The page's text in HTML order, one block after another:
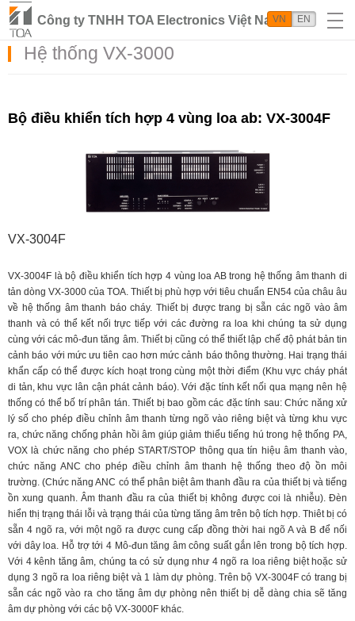
Công ty TNHH TOA Electronics Việt Nam
VN EN
Hệ thống VX-3000
Bộ điều khiển tích hợp 4 vùng loa ab: VX-3004F
VX-3004F
VX-3004F là bộ điều khiển tích hợp 4 vùng loa AB trong hệ thống âm thanh di
tản dòng VX-3000 của TOA. Thiết bị phù hợp với tiêu chuẩn EN54 của châu âu
về hệ thống âm thanh báo cháy. Thiết bị được trang bị sẵn các ngõ vào âm
thanh và có thể kết nối trực tiếp với các đường ra loa khi chúng ta sử dụng
cùng với các mô-đun tăng âm. Thiết bị cũng có thể thiết lập chế độ phát bản tin
cảnh báo với mức ưu tiên cao hơn mức cảnh báo thông thường. Hai trạng thái
khẩn cấp có thể được kích hoạt trong cùng một thời điểm (Khu vực cháy phát
di tản, khu vực lân cận phát cảnh báo). Với đặc tính kết nối qua mạng nên hệ
thống có thể bố trí phân tán. Thiết bị bao gồm các đặc tính sau: Chức năng xử
lý số cho phép điều chỉnh âm thanh từng ngõ vào riêng biệt và từng khu vực
ra, chức năng chống phản hồi âm giúp giảm thiểu tiếng hú trong hệ thống PA,
VOX là chức năng cho phép START/STOP thông qua tín hiệu âm thanh vào,
chức năng ANC cho phép điều chỉnh âm thanh hệ thống theo độ ồn môi
trường. (Chức năng ANC có thể phân biệt âm thanh đầu ra của thiết bị và tiếng
ồn xung quanh. Âm thanh đầu ra của thiết bị không được coi là nhiễu). Đèn
hiển thị trạng thái lỗi và trạng thái của từng tăng âm trên bộ tích hợp. Thiêt bị có
sẵn 4 ngõ ra, với một ngõ ra được cung cấp đồng thời hai ngõ A và B để nối
với dây loa. Hỗ trợ tới 4 Mô-đun tăng âm công suất gắn lên trong bộ tích hợp.
Với 4 kênh tăng âm, chúng ta có sử dụng như 4 ngõ ra loa riêng biệt hoặc sử
dụng 3 ngõ ra loa riêng biệt và 1 làm dự phòng. Trên bộ VX-3004F có trang bị
sẵn các ngõ vào ra cho tăng âm dự phòng nên thiết bị dễ dàng chia sẽ tăng
âm dự phòng với các bộ VX-3000F khác.